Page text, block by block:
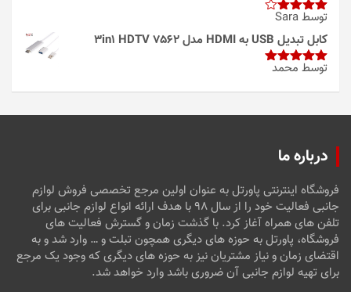
امتیاز4
از 5
توسط Sara
کابل تبدیل USB به HDMI مدل 3in1 HDTV 7562
امتیاز5از
توسط محمد
درباره ما
فروشگاه اینترنتی پاورتل به عنوان اولین مرجع تخصصی فروش لوازم
جانبی فعالیت خود را از سال ۹۸ با هدف ارائه انواع لوازم جانبی برای
تلفن های همراه آغاز کرد. با گذشت زمان و گسترش فعالیت های
فروشگاه، پاورتل به حوزه های دیگری همچون تبلت و … وارد شد و به
اقتضای زمان و نیاز مشتریان نیز به حوزه های دیگری که وجود یک مرجع
برای تهیه لوازم جانبی آن ضروری باشد وارد خواهد شد.